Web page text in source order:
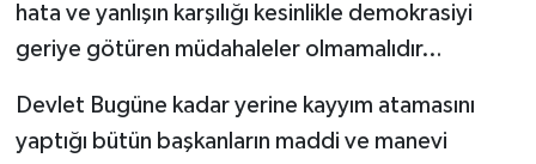
hata ve yanlışın karşılığı kesinlikle demokrasiyi
geriye götüren müdahaleler olmamalıdır…
Devlet Bugüne kadar yerine kayyım atamasını
yaptığı bütün başkanların maddi ve manevi